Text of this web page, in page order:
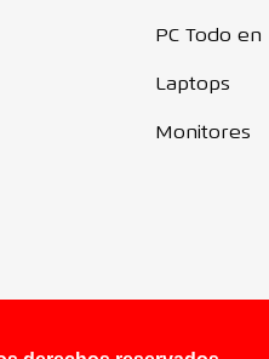
PC Todo en
Laptops
Monitores